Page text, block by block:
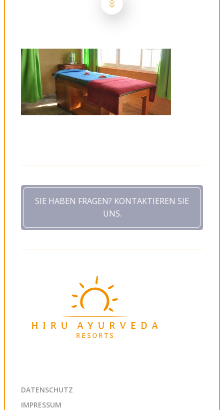
SIE HABEN FRAGEN? KONTAKTIEREN SIE
UNS.
DATENSCHUTZ
IMPRESSUM